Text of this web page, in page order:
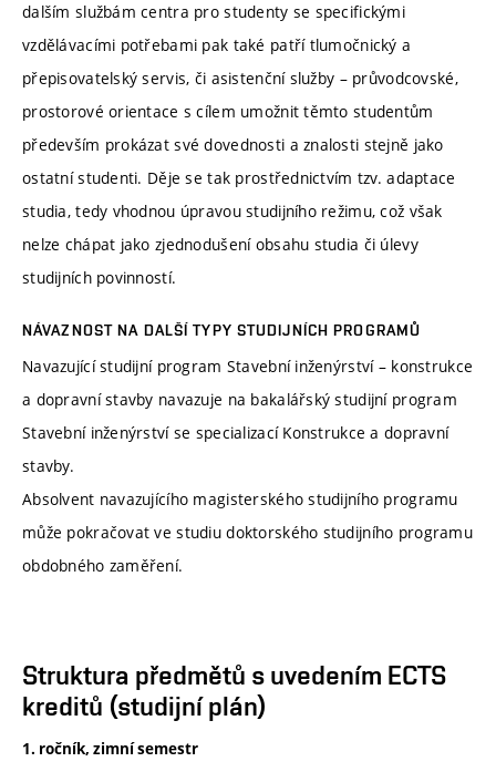
dalším službám centra pro studenty se specifickými
vzdělávacími potřebami pak také patří tlumočnický a
přepisovatelský servis, či asistenční služby – průvodcovské,
prostorové orientace s cílem umožnit těmto studentům
především prokázat své dovednosti a znalosti stejně jako
ostatní studenti. Děje se tak prostřednictvím tzv. adaptace
studia, tedy vhodnou úpravou studijního režimu, což však
nelze chápat jako zjednodušení obsahu studia či úlevy
studijních povinností.
NÁVAZNOST NA DALŠÍ TYPY STUDIJNÍCH PROGRAMŮ
Navazující studijní program Stavební inženýrství – konstrukce
a dopravní stavby navazuje na bakalářský studijní program
Stavební inženýrství se specializací Konstrukce a dopravní
stavby.
Absolvent navazujícího magisterského studijního programu
může pokračovat ve studiu doktorského studijního programu
obdobného zaměření.
Struktura předmětů s uvedením ECTS
kreditů (studijní plán)
1. ročník, zimní semestr